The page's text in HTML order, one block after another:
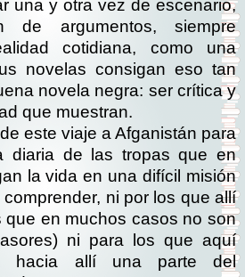
una y otra vez de escenario,
de argumentos, siempre
cotidiana, como una
novelas consigan eso tan
novela negra: ser crítica y
que muestran.
este viaje a Afganistán para
diaria de las tropas que en
la vida en una difícil misión
ni por los que allí
que en muchos casos no son
ni para los que aquí
hacia allí una parte del